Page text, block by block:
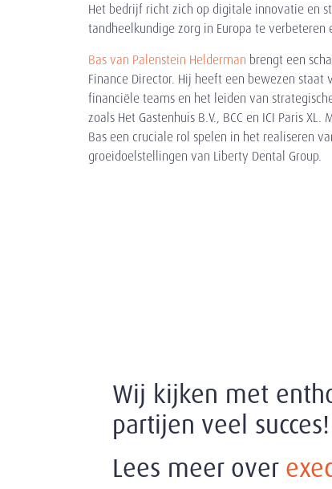
Het bedrijf richt zich op digitale innovatie en
tandheelkundige zorg in Europa te verbeteren
Bas van Palenstein Helderman brengt een
Finance Director. Hij heeft een bewezen
financiële teams en het leiden van
zoals Het Gastenhuis B.V., BCC en ICI Paris
Bas een cruciale rol spelen in het realiseren
groeidoelstellingen van Liberty Dental Group.
Wij kijken met
partijen veel succes!
Lees meer over